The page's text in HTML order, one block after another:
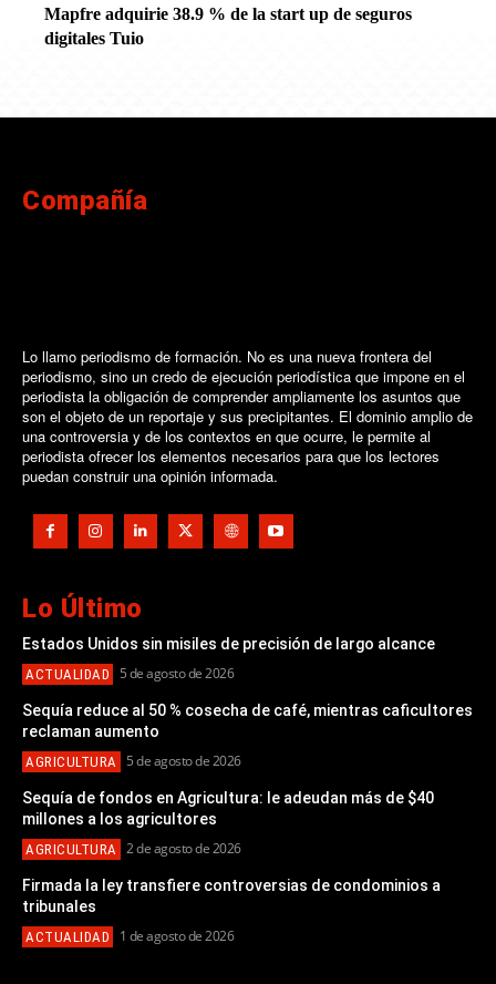
Mapfre adquirie 38.9 % de la start up de seguros
digitales Tuio
Compañía
Lo llamo periodismo de formación. No es una nueva frontera del
periodismo, sino un credo de ejecución periodística que impone en el
periodista la obligación de comprender ampliamente los asuntos que
son el objeto de un reportaje y sus precipitantes. El dominio amplio de
una controversia y de los contextos en que ocurre, le permite al
periodista ofrecer los elementos necesarios para que los lectores
puedan construir una opinión informada.
Lo Último
Estados Unidos sin misiles de precisión de largo alcance
ACTUALIDAD 5 de agosto de 2026
Sequía reduce al 50 % cosecha de café, mientras caficultores
reclaman aumento
AGRICULTURA 5 de agosto de 2026
Sequía de fondos en Agricultura: le adeudan más de $40
millones a los agricultores
AGRICULTURA 2 de agosto de 2026
Firmada la ley transfiere controversias de condominios a
tribunales
ACTUALIDAD 1 de agosto de 2026